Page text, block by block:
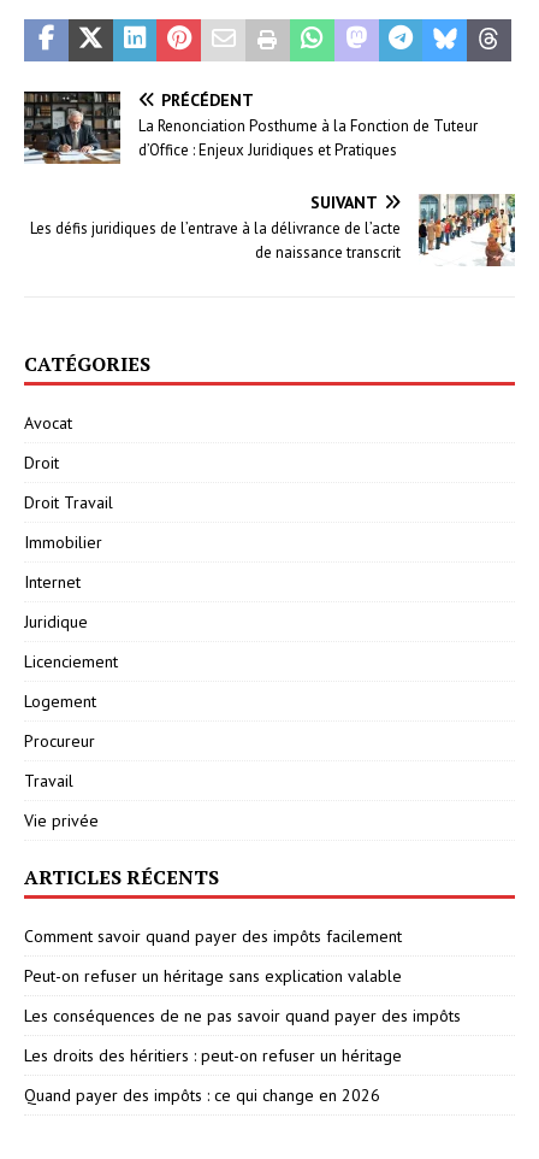
PRÉCÉDENT
La Renonciation Posthume à la Fonction de Tuteur
d’Office : Enjeux Juridiques et Pratiques
SUIVANT
Les défis juridiques de l’entrave à la délivrance de l’acte
de naissance transcrit
CATÉGORIES
Avocat
Droit
Droit Travail
Immobilier
Internet
Juridique
Licenciement
Logement
Procureur
Travail
Vie privée
ARTICLES RÉCENTS
Comment savoir quand payer des impôts facilement
Peut-on refuser un héritage sans explication valable
Les conséquences de ne pas savoir quand payer des impôts
Les droits des héritiers : peut-on refuser un héritage
Quand payer des impôts : ce qui change en 2026